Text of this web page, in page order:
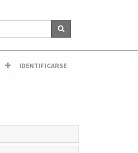
IDENTIFICARSE